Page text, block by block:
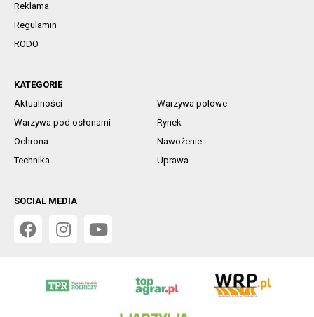
Reklama
Regulamin
RODO
KATEGORIE
Aktualności
Warzywa polowe
Warzywa pod osłonami
Rynek
Ochrona
Nawożenie
Technika
Uprawa
SOCIAL MEDIA